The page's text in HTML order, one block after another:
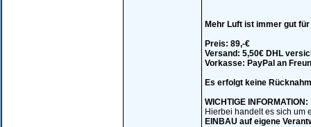
Mehr Luft ist immer gut
Preis: 89,-€
Versand: 5,50€ DHL
Vorkasse: PayPal an
Es erfolgt keine
WICHTIGE INFORMATION:
Hierbei handelt es sich um
EINBAU auf eigene